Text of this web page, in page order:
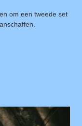
om een tweede set